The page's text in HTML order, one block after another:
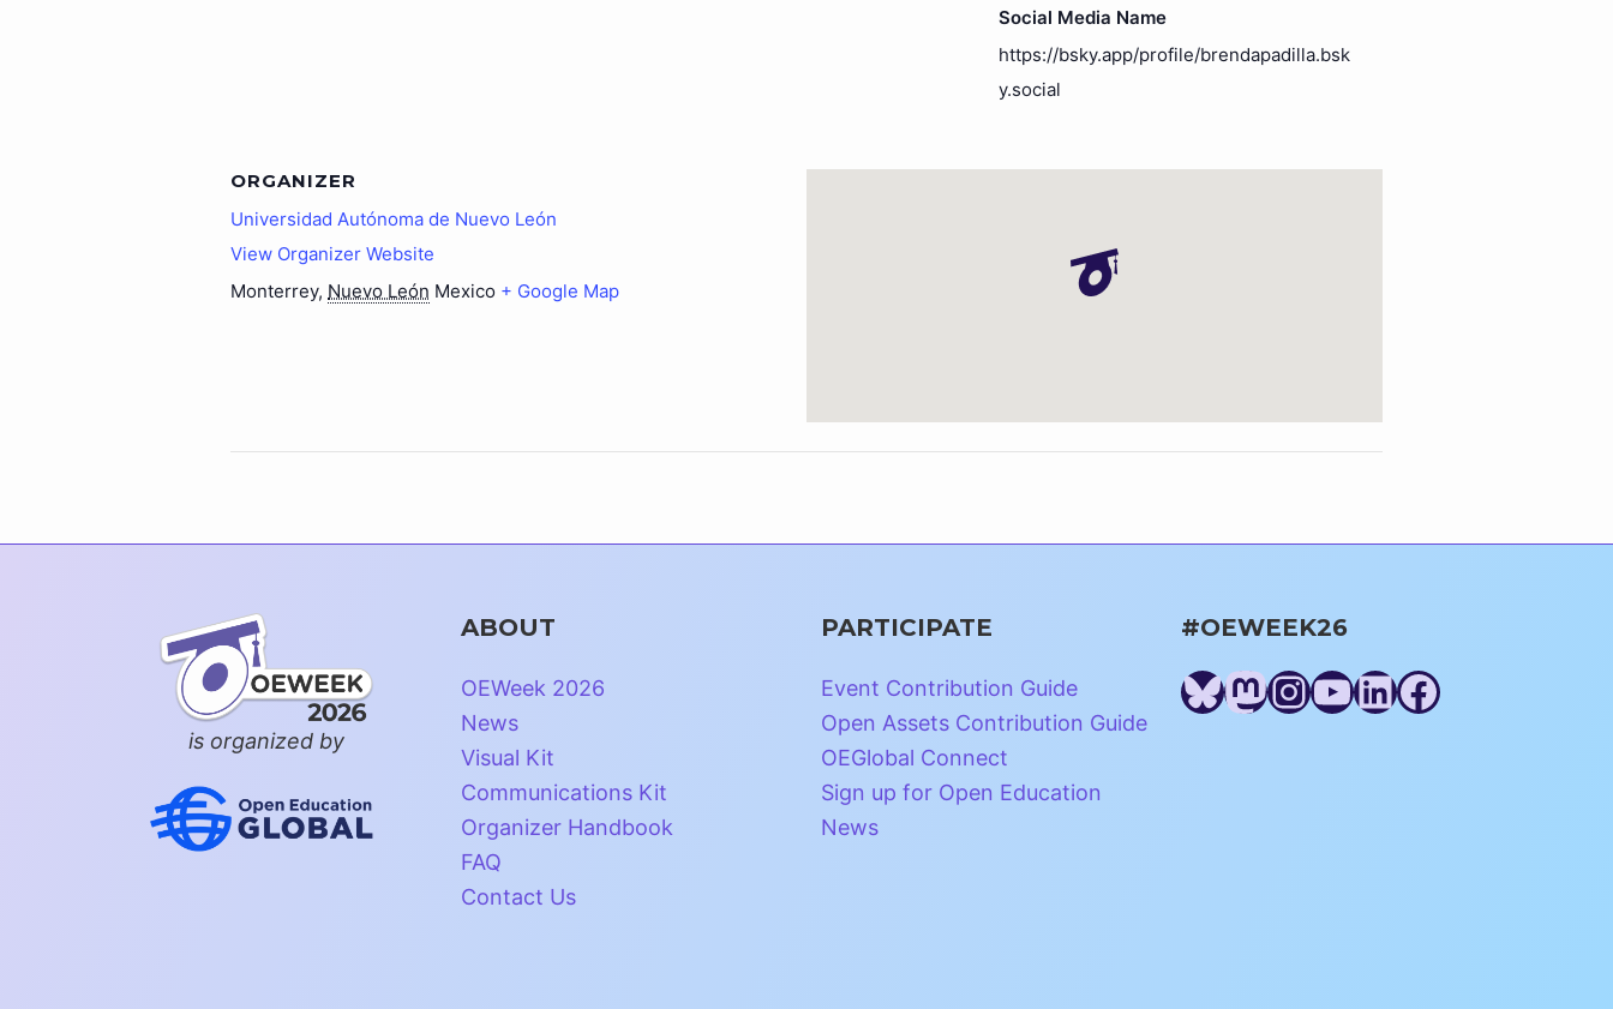
Social Media Name
https://bsky.app/profile/brendapadilla.bsk
y.social
ORGANIZER
Universidad Autónoma de Nuevo León
View Organizer Website
Monterrey, Nuevo León Mexico + Google Map
is organized by
ABOUT
OEWeek 2026
News
Visual Kit
Communications Kit
Organizer Handbook
FAQ
Contact Us
PARTICIPATE
Event Contribution Guide
Open Assets Contribution Guide
OEGlobal Connect
Sign up for Open Education
News
#OEWEEK26
Bluesky
Mastodon
Instagram
YouTube
LinkedIn
Facebook